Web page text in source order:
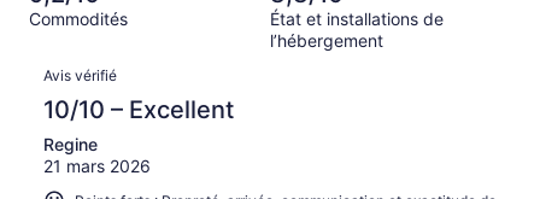
sur 237.
Commodités
État et installations de
l’hébergement
Avis
Avis vérifié
10/10 – Excellent
Regine
21 mars 2026